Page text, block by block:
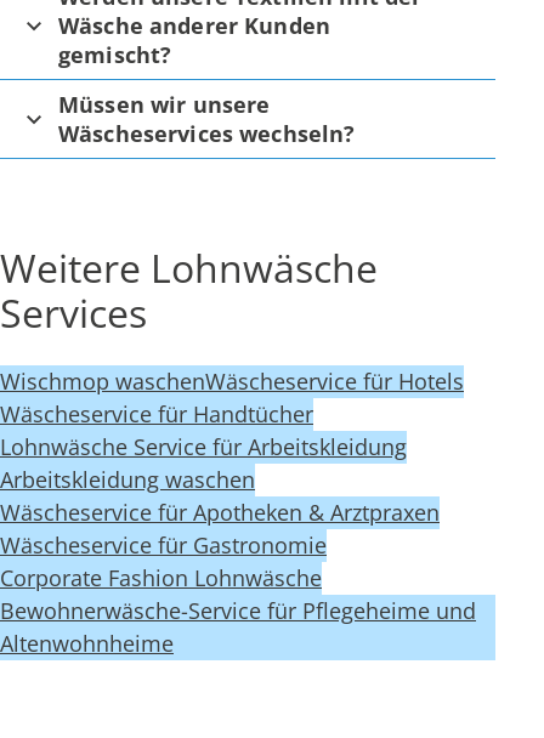
Wäsche anderer Kunden
gemischt?
Müssen wir unsere
Wäscheservices wechseln?
Weitere Lohnwäsche
Services
Wischmop waschenWäscheservice für Hotels
Wäscheservice für Handtücher
Lohnwäsche Service für Arbeitskleidung
Arbeitskleidung waschen
Wäscheservice für Apotheken & Arztpraxen
Wäscheservice für Gastronomie
Corporate Fashion Lohnwäsche
Bewohnerwäsche-Service für Pflegeheime und
Altenwohnheime